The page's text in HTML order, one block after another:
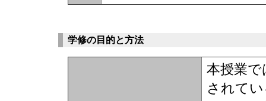
学修の目的と方法
本授業
されて